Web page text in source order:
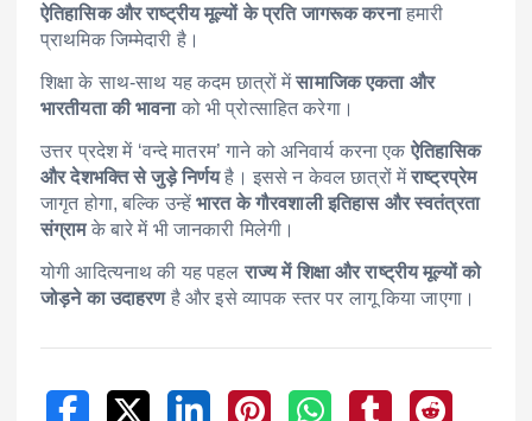
ऐतिहासिक और राष्ट्रीय मूल्यों के प्रति जागरूक करनाहमारी
प्राथमिक जिम्मेदारी है।
शिक्षा के साथ-साथ यह कदम छात्रों मेंसामाजिक एकता और
भारतीयता की भावनाको भी प्रोत्साहित करेगा।
उत्तर प्रदेश में ‘वन्दे मातरम’ गाने को अनिवार्य करना एकऐतिहासिक
और देशभक्ति से जुड़े निर्णयहै। इससे न केवल छात्रों मेंराष्ट्रप्रेम
जागृत होगा, बल्कि उन्हेंभारत के गौरवशाली इतिहास और स्वतंत्रता
संग्रामके बारे में भी जानकारी मिलेगी।
योगी आदित्यनाथ की यह पहलराज्य में शिक्षा और राष्ट्रीय मूल्यों को
जोड़ने का उदाहरणहै और इसे व्यापक स्तर पर लागू किया जाएगा।